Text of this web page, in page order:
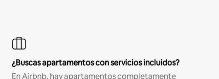
¿Buscas apartamentos con servicios incluidos?
En Airbnb, hay apartamentos completamente